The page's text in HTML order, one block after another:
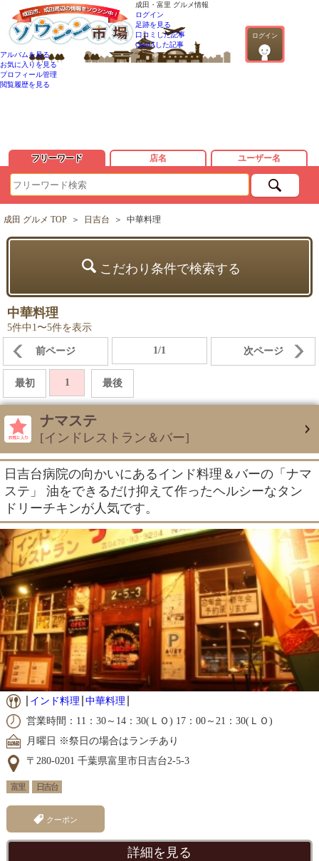
成田・富里 グルメ情報
ログイン
ログイン
足跡を見る
口コミした記事
QandAした記事
アルバムを見る
お気に入りを見る
プロフィール管理
閲覧履歴を見る
フリーワード 店名 ユーザー名
成田 グルメ TOP ＞ 日吉台 ＞ 中華料理
こだわり条件で検索する
中華料理
5件中1〜5件を表示
前ページ 1/1 次ページ
最初 1 最後
ナマステ
[インドレストラン＆バー]
日吉台病院の向かいにあるインド料理＆バーの「ナマ
ステ」 油をできるだけ抑えて作ったヘルシーなタン
ドリーチキンが人気です。
インド料理 中華料理
営業時間：11：30～14：30(ＬＯ) 17：00～21：30(ＬＯ)
月曜日 ※祭日の場合はランチあり
〒280-0201 千葉県富里市日吉台2-5-3
富里 日吉台
クーポン
詳細を見る